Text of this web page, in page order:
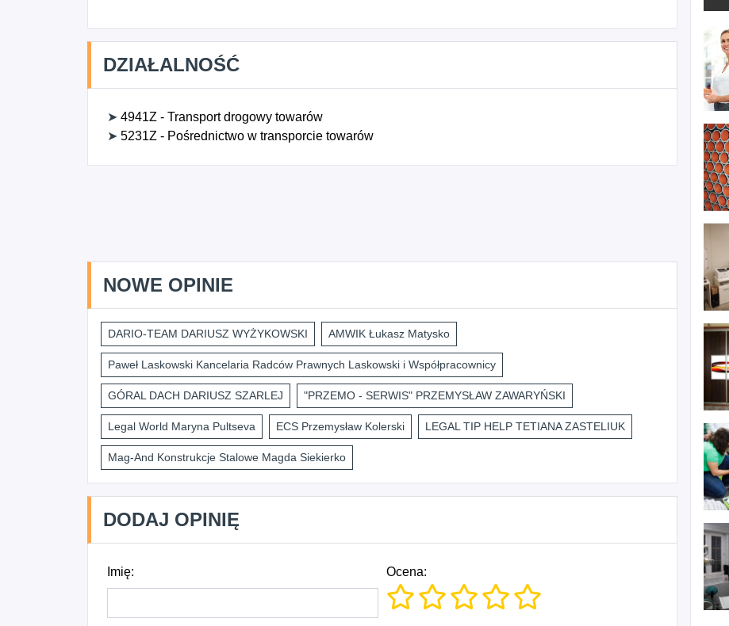
DZIAŁALNOŚĆ
➤ 4941Z - Transport drogowy towarów
➤ 5231Z - Pośrednictwo w transporcie towarów
NOWE OPINIE
DARIO-TEAM DARIUSZ WYŻYKOWSKI AMWIK Łukasz Matysko
Paweł Laskowski Kancelaria Radców Prawnych Laskowski i Współpracownicy
GÓRAL DACH DARIUSZ SZARLEJ "PRZEMO - SERWIS" PRZEMYSŁAW ZAWARYŃSKI
Legal World Maryna Pultseva ECS Przemysław Kolerski LEGAL TIP HELP TETIANA ZASTELIUK
Mag-And Konstrukcje Stalowe Magda Siekierko
DODAJ OPINIĘ
Imię: Ocena: